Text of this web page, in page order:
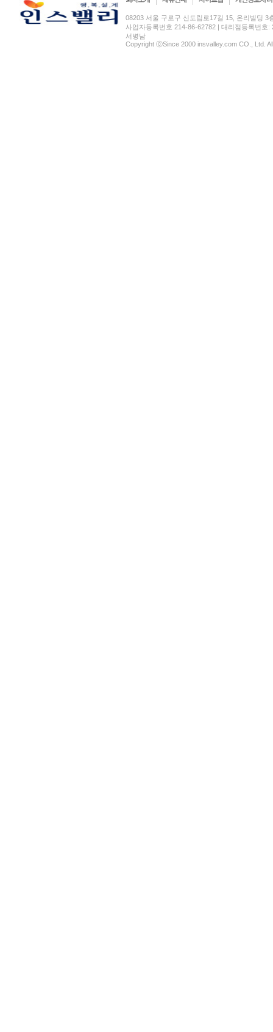
08203 서울 구로구 신도림로17길 15, 온리빌딩
사업자등록번호 214-86-62782 | 대리점등록번호:
서병남
Copyright ⓒSince 2000 insvalley.com CO., Ltd.